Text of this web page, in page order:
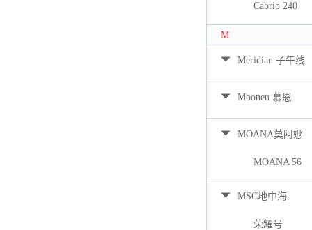
Cabrio 240
M
Meridian 子午线
Moonen 慕恩
MOANA莫阿娜
MOANA 56
MSC地中海
荣耀号